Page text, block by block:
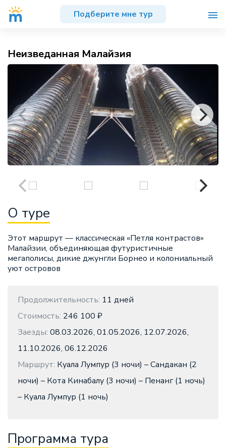
Подберите мне тур
Неизведанная Малайзия
О туре
Этот маршрут — классическая «Петля контрастов»
Малайзии, объединяющая футуристичные
мегаполисы, дикие джунгли Борнео и колониальный
уют островов
Продолжительность: 11 дней
Стоимость: 246 100 ₽
Заезды: 08.03.2026, 01.05.2026, 12.07.2026,
11.10.2026, 06.12.2026
Маршрут: Куала Лумпур (3 ночи) – Сандакан (2
ночи) – Кота Кинабалу (3 ночи) – Пенанг (1 ночь)
– Куала Лумпур (1 ночь)
Программа тура